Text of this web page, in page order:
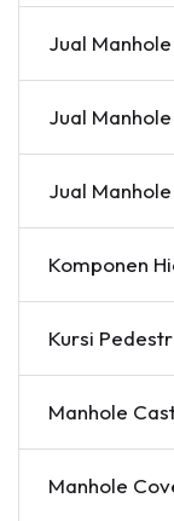
Jual
Jual
Jual
Komponen
Kursi
Manhole
Manhole